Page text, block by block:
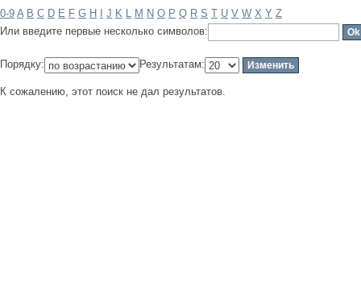
0-9 A B C D E F G H J K L M N O P Q R S T U V W X Y Z
Или введите первые несколько символов:
Порядку: Результатам:
К сожалению, этот поиск не дал результатов.